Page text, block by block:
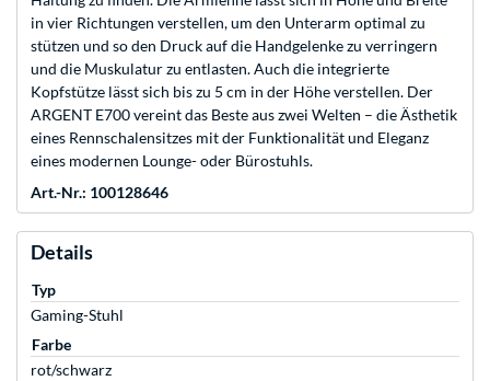
in vier Richtungen verstellen, um den Unterarm optimal zu
stützen und so den Druck auf die Handgelenke zu verringern
und die Muskulatur zu entlasten. Auch die integrierte
Kopfstütze lässt sich bis zu 5 cm in der Höhe verstellen. Der
ARGENT E700 vereint das Beste aus zwei Welten – die Ästhetik
eines Rennschalensitzes mit der Funktionalität und Eleganz
eines modernen Lounge- oder Bürostuhls.
Art.-Nr.: 100128646
Details
Typ
Gaming-Stuhl
Farbe
rot/schwarz